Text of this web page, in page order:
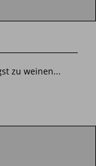
zu weinen...